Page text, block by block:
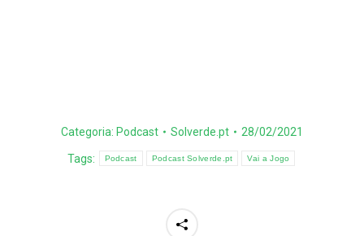
Categoria: Podcast Solverde.pt 28/02/2021
Tags: Podcast Podcast Solverde.pt Vai a Jogo